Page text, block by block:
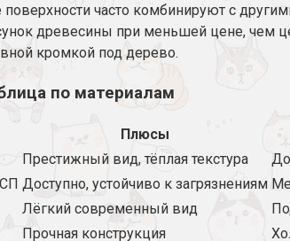
часто комбинируют с
древесины при меньшей цене, чем
кромкой под дерево.
по материалам
Плюсы
Престижный вид, тёплая текстура
Доступно, устойчиво к загрязнениям
Лёгкий современный вид
Прочная конструкция